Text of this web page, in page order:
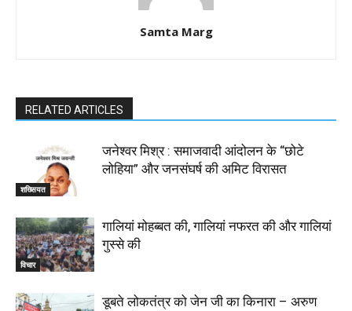
Samta Marg
RELATED ARTICLES
शख्सियत
जनेश्वर मिश्र : समाजवादी आंदोलन के “छोटे
लोहिया” और जनसंघर्ष की अमिट विरासत
विचार
गालियां मोहब्बत की, गालियां नफरत की और गालियां
गुस्से की
डूबते लोकतंत्र को जेन जी का किनारा – अरुण